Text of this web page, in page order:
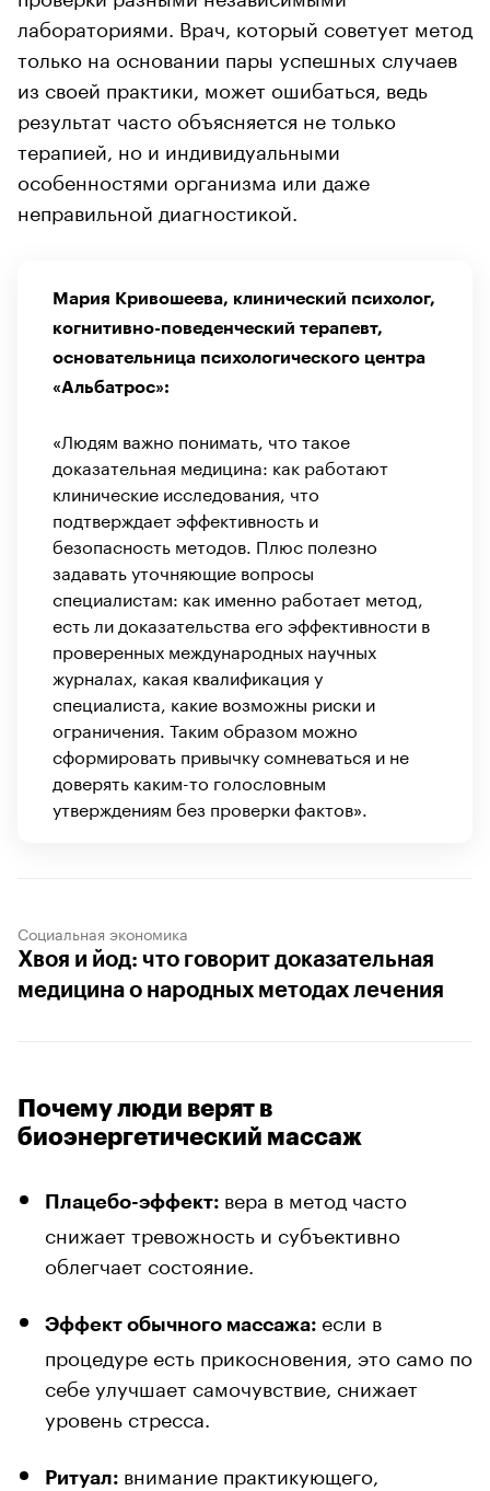
лабораториями. Врач, который советует метод
только на основании пары успешных случаев
из своей практики, может ошибаться, ведь
результат часто объясняется не только
терапией, но и индивидуальными
особенностями организма или даже
неправильной диагностикой.
Мария Кривошеева, клинический психолог,
когнитивно-поведенческий терапевт,
основательница психологического центра
«Альбатрос»:
«Людям важно понимать, что такое
доказательная медицина: как работают
клинические исследования, что
подтверждает эффективность и
безопасность методов. Плюс полезно
задавать уточняющие вопросы
специалистам: как именно работает метод,
есть ли доказательства его эффективности в
проверенных международных научных
журналах, какая квалификация у
специалиста, какие возможны риски и
ограничения. Таким образом можно
сформировать привычку сомневаться и не
доверять каким-то голословным
утверждениям без проверки фактов».
Социальная экономика
Хвоя и йод: что говорит доказательная
медицина о народных методах лечения
Почему люди верят в
биоэнергетический массаж
Плацебо-эффект: вера в метод часто
снижает тревожность и субъективно
облегчает состояние.
Эффект обычного массажа: если в
процедуре есть прикосновения, это само по
себе улучшает самочувствие, снижает
уровень стресса.
Ритуал: внимание практикующего,